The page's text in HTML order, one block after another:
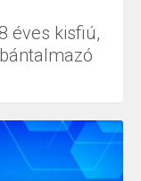
éves kisfiú,